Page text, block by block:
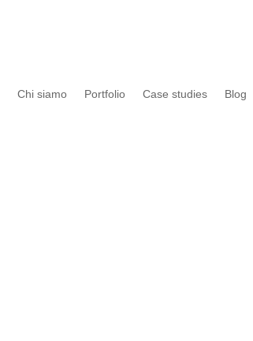
Chi siamo Portfolio Case studies Blog